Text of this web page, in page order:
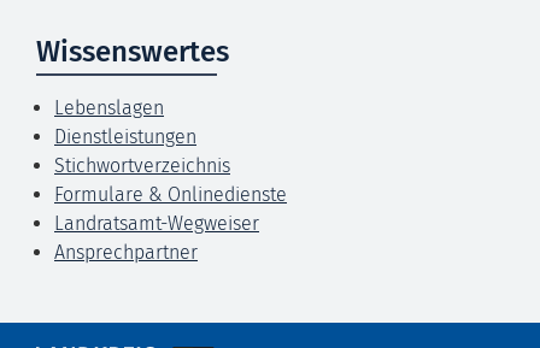
Wissenswertes
Lebenslagen
Dienstleistungen
Stichwortverzeichnis
Formulare & Onlinedienste
Landratsamt-Wegweiser
Ansprechpartner